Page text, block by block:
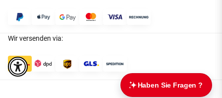
Wir versenden via: